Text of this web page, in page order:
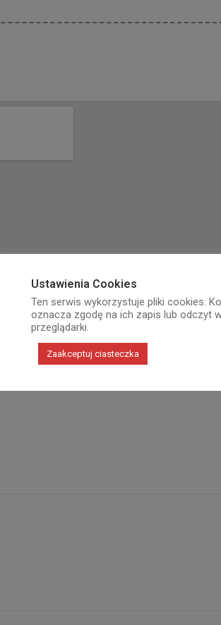
Ustawienia Cookies
Ten serwis wykorzystuje pliki cookies.
oznacza zgodę na ich zapis lub odczyt
przeglądarki.
Zaakceptuj ciasteczka